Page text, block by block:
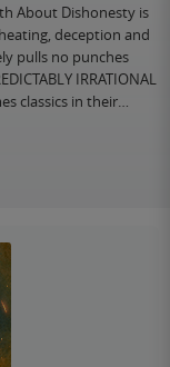
About Dishonesty is
deception and
pulls no punches
IRRATIONAL
classics in their…